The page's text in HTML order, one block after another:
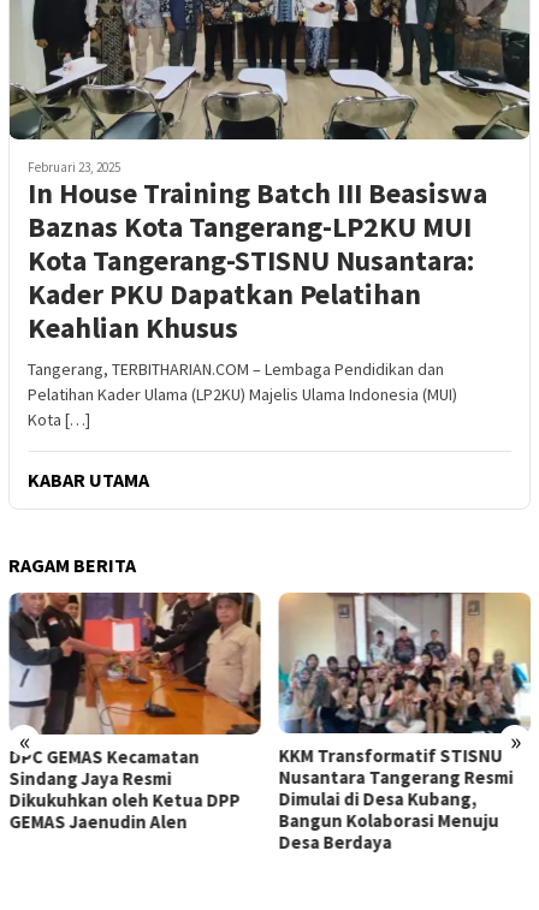
Februari 23, 2025
In House Training Batch III Beasiswa
Baznas Kota Tangerang-LP2KU MUI
Kota Tangerang-STISNU Nusantara:
Kader PKU Dapatkan Pelatihan
Keahlian Khusus
Tangerang, TERBITHARIAN.COM – Lembaga Pendidikan dan
Pelatihan Kader Ulama (LP2KU) Majelis Ulama Indonesia (MUI)
Kota […]
KABAR UTAMA
RAGAM BERITA
« »
KKM Transformatif STISNU
Nusantara Tangerang Resmi
Dimulai di Desa Kubang,
Bangun Kolaborasi Menuju
OA PHIGMA Berperan Aktif
Mengawal Penyumpahan 105
Advokat Baru di Pengadilan
Tinggi Banten